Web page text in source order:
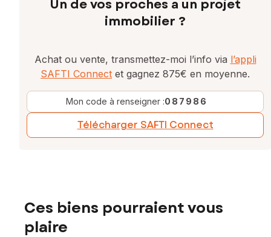
Un de vos proches a un projet
immobilier ?
Achat ou vente, transmettez-moi l’info via l’appli
SAFTI Connect et gagnez 875€ en moyenne.
Mon code à renseigner :087986
Télécharger SAFTI Connect
Ces biens pourraient vous
plaire